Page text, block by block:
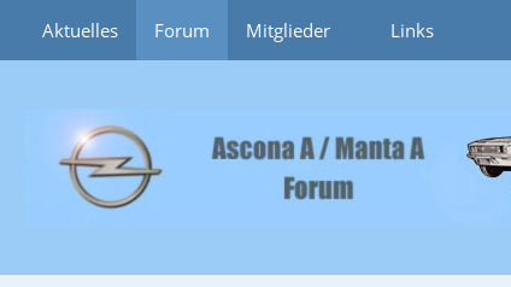
Aktuelles Forum Mitglieder Links